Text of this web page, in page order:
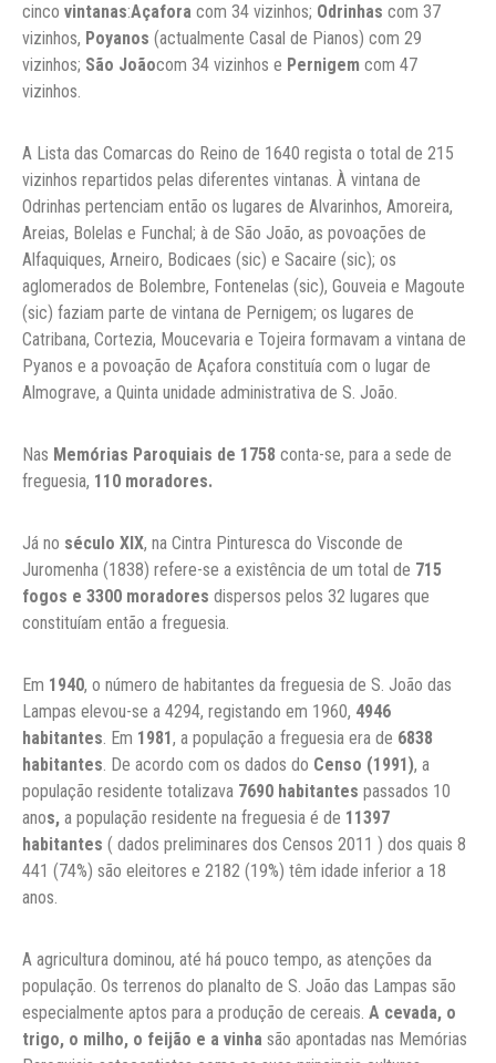
cinco vintanas:Açafora com 34 vizinhos; Odrinhas com 37
vizinhos, Poyanos (actualmente Casal de Pianos) com 29
vizinhos; São Joãocom 34 vizinhos e Pernigem com 47
vizinhos.
A Lista das Comarcas do Reino de 1640 regista o total de 215
vizinhos repartidos pelas diferentes vintanas. À vintana de
Odrinhas pertenciam então os lugares de Alvarinhos, Amoreira,
Areias, Bolelas e Funchal; à de São João, as povoações de
Alfaquiques, Arneiro, Bodicaes (sic) e Sacaire (sic); os
aglomerados de Bolembre, Fontenelas (sic), Gouveia e Magoute
(sic) faziam parte de vintana de Pernigem; os lugares de
Catribana, Cortezia, Moucevaria e Tojeira formavam a vintana de
Pyanos e a povoação de Açafora constituía com o lugar de
Almograve, a Quinta unidade administrativa de S. João.
Nas Memórias Paroquiais de 1758 conta-se, para a sede de
freguesia, 110 moradores.
Já no século XIX, na Cintra Pinturesca do Visconde de
Juromenha (1838) refere-se a existência de um total de 715
fogos e 3300 moradores dispersos pelos 32 lugares que
constituíam então a freguesia.
Em 1940, o número de habitantes da freguesia de S. João das
Lampas elevou-se a 4294, registando em 1960, 4946
habitantes. Em 1981, a população a freguesia era de 6838
habitantes. De acordo com os dados do Censo (1991), a
população residente totalizava 7690 habitantes passados 10
anos, a população residente na freguesia é de 11397
habitantes ( dados preliminares dos Censos 2011 ) dos quais 8
441 (74%) são eleitores e 2182 (19%) têm idade inferior a 18
anos.
A agricultura dominou, até há pouco tempo, as atenções da
população. Os terrenos do planalto de S. João das Lampas são
especialmente aptos para a produção de cereais. A cevada, o
trigo, o milho, o feijão e a vinha são apontadas nas Memórias